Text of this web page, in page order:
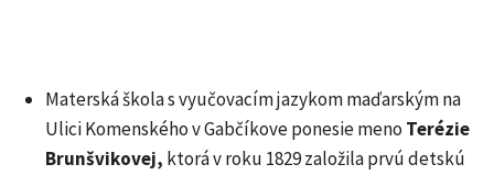
Materská škola s vyučovacím jazykom maďarským na
Ulici Komenského v Gabčíkove ponesie meno Terézie
Brunšvikovej, ktorá v roku 1829 založila prvú detskú